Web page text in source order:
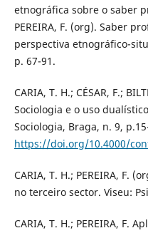
etnográfica sobre o saber
PEREIRA, F. (org). Saber
perspectiva etnográfico-
p. 67-91.
CARIA, T. H.; CÉSAR, F.;
Sociologia e o uso
Sociologia, Braga, n. 9,
https://doi.org/10.4000/
CARIA, T. H.; PEREIRA, F.
no terceiro sector. Viseu:
CARIA, T. H.; PEREIRA, F.